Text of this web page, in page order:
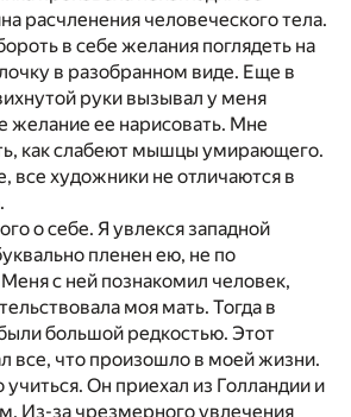
расчленения человеческого тела.
в себе желания поглядеть на
в разобранном виде. Еще в
руки вызывал у меня
желание ее нарисовать. Мне
как слабеют мышцы умирающего.
все художники не отличаются в
о себе. Я увлекся западной
пленен ею, не по
с ней познакомил человек,
моя мать. Тогда в
большой редкостью. Этот
все, что произошло в моей жизни.
учиться. Он приехал из Голландии и
Из-за чрезмерного увлечения